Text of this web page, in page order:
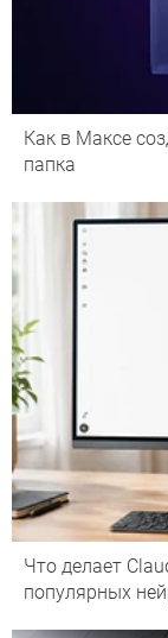
Как в Максе
папка
Что делает
популярных